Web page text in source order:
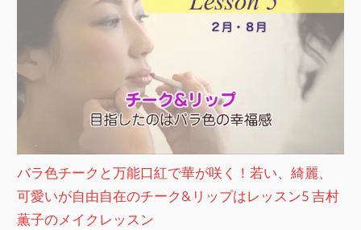
バラ色チークと万能口紅で華が咲く！若い、綺麗、
可愛いが自由自在のチーク&リップはレッスン5 吉村
薫子のメイクレッスン